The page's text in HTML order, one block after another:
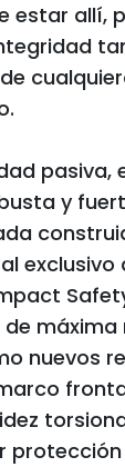
estar allí,
pasiva,
y
exclusivo
máxima
nuevos